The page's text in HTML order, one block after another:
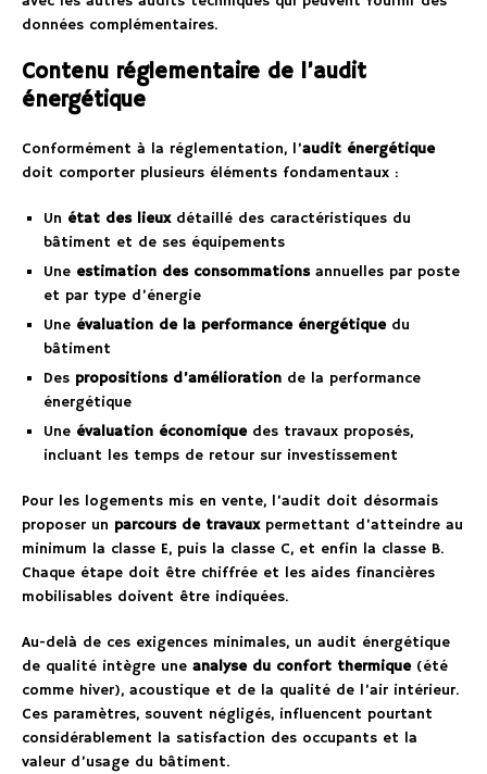
données complémentaires.
Contenu réglementaire de l’audit
énergétique
Conformément à la réglementation, l’audit énergétique
doit comporter plusieurs éléments fondamentaux :
Un état des lieuxdétaillé des caractéristiques du
bâtiment et de ses équipements
Une estimation des consommationsannuelles par poste
et par type d’énergie
Une évaluation de la performance énergétiquedu
bâtiment
Des propositions d’amélioration de la performance
énergétique
Une évaluation économiquedes travaux proposés,
incluant les temps de retour sur investissement
Pour les logements mis en vente, l’audit doit désormais
proposer un parcours de travauxpermettant d’atteindre au
minimum la classe E, puis la classe C, et enfin la classe B.
Chaque étape doit être chiffrée et les aides financières
mobilisables doivent être indiquées.
Au-delà de ces exigences minimales, un audit énergétique
de qualité intègre une analyse du confort thermique(été
comme hiver), acoustique et de la qualité de l’air intérieur.
Ces paramètres, souvent négligés, influencent pourtant
considérablement la satisfaction des occupants et la
valeur d’usage du bâtiment.